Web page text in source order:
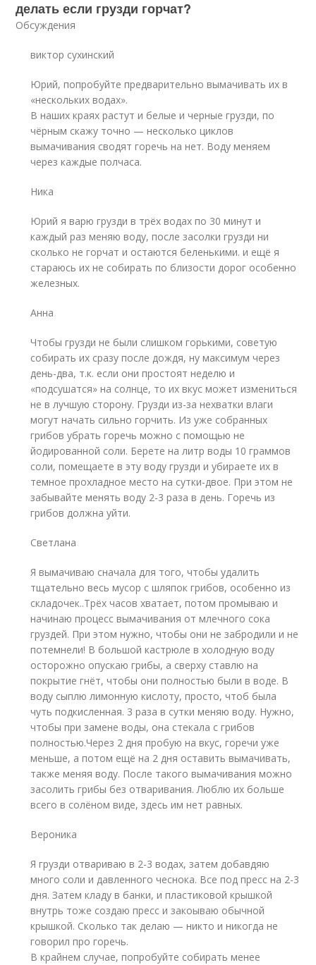
делать если грузди горчат?
Обсуждения
виктор сухинский
Юрий, попробуйте предварительно вымачивать их в
«нескольких водах».
В наших краях растут и белые и черные грузди, по
чёрным скажу точно — несколько циклов
вымачивания сводят горечь на нет. Воду меняем
через каждые полчаса.
Ника
Юрий я варю грузди в трёх водах по 30 минут и
каждый раз меняю воду, после засолки грузди ни
сколько не горчат и остаются беленькими. и ещё я
стараюсь их не собирать по близости дорог особенно
железных.
Анна
Чтобы грузди не были слишком горькими, советую
собирать их сразу после дождя, ну максимум через
день-два, т.к. если они простоят неделю и
«подсушатся» на солнце, то их вкус может измениться
не в лучшую сторону. Грузди из-за нехватки влаги
могут начать сильно горчить. Из уже собранных
грибов убрать горечь можно с помощью не
йодированной соли. Берете на литр воды 10 граммов
соли, помещаете в эту воду грузди и убираете их в
темное прохладное место на сутки-двое. При этом не
забывайте менять воду 2-3 раза в день. Горечь из
грибов должна уйти.
Светлана
Я вымачиваю сначала для того, чтобы удалить
тщательно весь мусор с шляпок грибов, особенно из
складочек..Трёх часов хватает, потом промываю и
начинаю процесс вымачивания от млечного сока
груздей. При этом нужно, чтобы они не забродили и не
потемнели! В большой кастрюле в холодную воду
осторожно опускаю грибы, а сверху ставлю на
покрытие гнёт, чтобы они полностью были в воде. В
воду сыплю лимонную кислоту, просто, чтоб была
чуть подкисленная. 3 раза в сутки меняю воду. Нужно,
чтобы при замене воды, она стекала с грибов
полностью.Через 2 дня пробую на вкус, горечи уже
меньше, а потом ещё на 2 дня оставить вымачивать,
также меняя воду. После такого вымачивания можно
засолить грибы без отваривания. Люблю их больше
всего в солёном виде, здесь им нет равных.
Вероника
Я грузди отвариваю в 2-3 водах, затем добавдяю
много соли и давленного чеснока. Все под пресс на 2-3
дня. Затем кладу в банки, и пластиковой крышкой
внутрь тоже создаю пресс и закоываю обычной
крышкой. Сколько так делаю — никто и никогда не
говорил про горечь.
В крайнем случае, попробуйте собирать менее